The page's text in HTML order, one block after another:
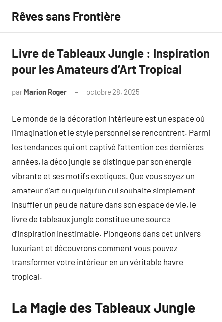
contenu
Rêves sans Frontière
Livre de Tableaux Jungle : Inspiration
pour les Amateurs d’Art Tropical
par Marion Roger octobre 28, 2025
Le monde de la décoration intérieure est un espace où
l’imagination et le style personnel se rencontrent. Parmi
les tendances qui ont captivé l’attention ces dernières
années, la déco jungle se distingue par son énergie
vibrante et ses motifs exotiques. Que vous soyez un
amateur d’art ou quelqu’un qui souhaite simplement
insuffler un peu de nature dans son espace de vie, le
livre de tableaux jungle constitue une source
d’inspiration inestimable. Plongeons dans cet univers
luxuriant et découvrons comment vous pouvez
transformer votre intérieur en un véritable havre
tropical.
La Magie des Tableaux Jungle